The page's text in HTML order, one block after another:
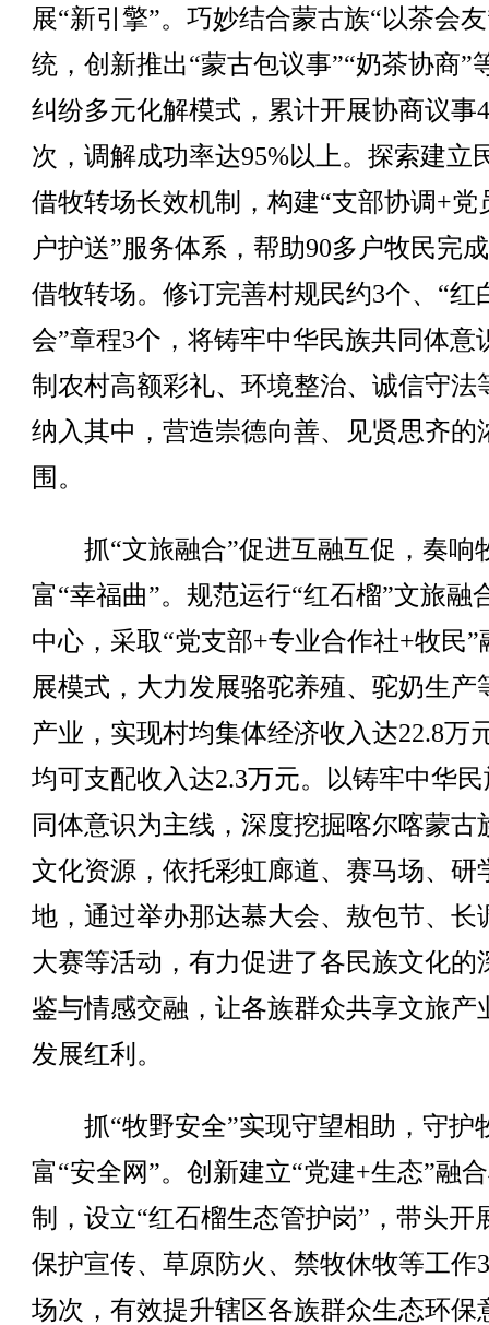
展“新引擎”。巧妙结合蒙古族“以茶会
统，创新推出“蒙古包议事”“奶茶协商”
纠纷多元化解模式，累计开展协商议事
次，调解成功率达95%以上。探索建立
借牧转场长效机制，构建“支部协调+党
户护送”服务体系，帮助90多户牧民完
借牧转场。修订完善村规民约3个、“红
会”章程3个，将铸牢中华民族共同体意
制农村高额彩礼、环境整治、诚信守法
纳入其中，营造崇德向善、见贤思齐的
围。
抓“文旅融合”促进互融互促，奏响
富“幸福曲”。规范运行“红石榴”文旅融
中心，采取“党支部+专业合作社+牧民”
展模式，大力发展骆驼养殖、驼奶生产
产业，实现村均集体经济收入达22.8万
均可支配收入达2.3万元。以铸牢中华
同体意识为主线，深度挖掘喀尔喀蒙古
文化资源，依托彩虹廊道、赛马场、研
地，通过举办那达慕大会、敖包节、长
大赛等活动，有力促进了各民族文化的
鉴与情感交融，让各族群众共享文旅产
发展红利。
抓“牧野安全”实现守望相助，守护
富“安全网”。创新建立“党建+生态”融
制，设立“红石榴生态管护岗”，带头开
保护宣传、草原防火、禁牧休牧等工作
场次，有效提升辖区各族群众生态环保